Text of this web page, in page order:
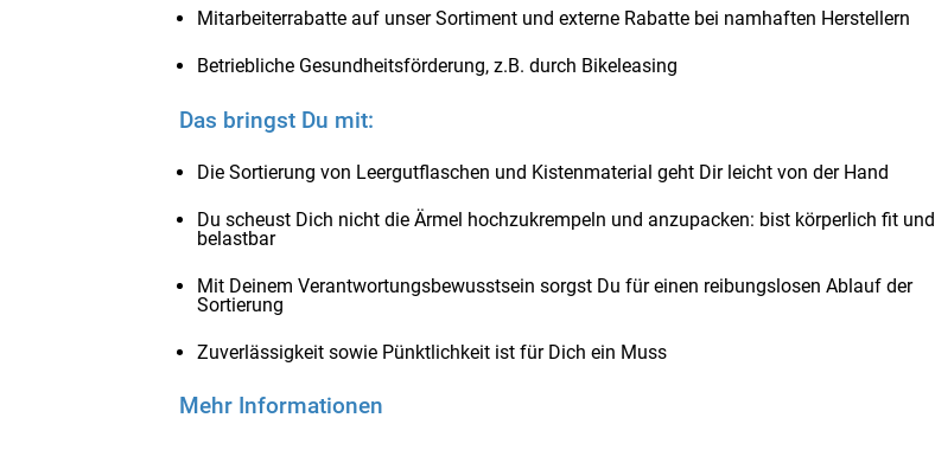
Mitarbeiterrabatte auf unser Sortiment und externe Rabatte bei namhaften Herstellern
Betriebliche Gesundheitsförderung, z.B. durch Bikeleasing
Das bringst Du mit:
Die Sortierung von Leergutflaschen und Kistenmaterial geht Dir leicht von der Hand
Du scheust Dich nicht die Ärmel hochzukrempeln und anzupacken: bist körperlich fit und
belastbar
Mit Deinem Verantwortungsbewusstsein sorgst Du für einen reibungslosen Ablauf der
Sortierung
Zuverlässigkeit sowie Pünktlichkeit ist für Dich ein Muss
Mehr Informationen